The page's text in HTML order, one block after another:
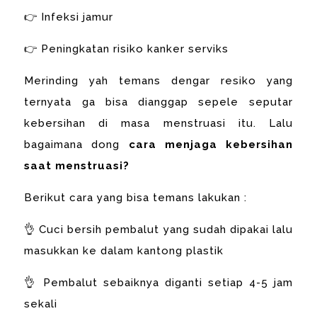
👉 Infeksi jamur
👉 Peningkatan risiko kanker serviks
Merinding yah temans dengar resiko yang
ternyata ga bisa dianggap sepele seputar
kebersihan di masa menstruasi itu. Lalu
bagaimana dong cara menjaga kebersihan
saat menstruasi?
Berikut cara yang bisa temans lakukan :
👌 Cuci bersih pembalut yang sudah dipakai lalu
masukkan ke dalam kantong plastik
👌 Pembalut sebaiknya diganti setiap 4-5 jam
sekali